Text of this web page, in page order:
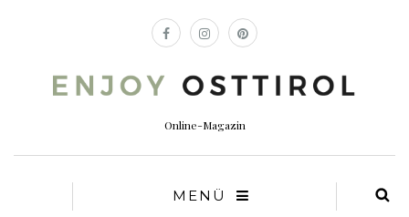
Online-Magazin
MENÜ